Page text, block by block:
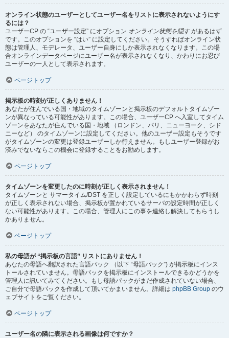
オンライン状態のユーザーとしてユーザー名をリストに表示されないようにす
るには？
ユーザーCP の “ユーザー設定” にオプション オンライン状態を隠すがあるはず
です。このオプションを “はい” に設定してください。そうすればオンライン状
態は管理人、モデレータ、ユーザー自身にしか表示されなくなります。この場
合オンラインデータページにユーザー名が表示されなくなり、かわりにお忍び
ユーザーの一人として表示されます。
ページトップ
掲示板の時刻が正しくありません！
あなたが住んでいる国・地域のタイムゾーンと掲示板のデフォルトタイムゾー
ンが異なっている可能性があります。この場合、ユーザーCP へ入室してタイム
ゾーンをあなたが住んでいる国・地域 （ロンドン、パリ、ニューヨーク、シド
ニーなど） のタイムゾーンに設定してください。他のユーザー設定もそうです
がタイムゾーンの変更は登録ユーザーしか行えません。もしユーザー登録がお
済みでないならこの機会に登録することをお勧めします。
ページトップ
タイムゾーンを変更したのに時刻が正しく表示されません！
タイムゾーンと サマータイム/DST を正しく設定しているにもかかわらず時刻
が正しく表示されない場合、掲示板が置かれているサーバの設定時間が正しく
ない可能性があります。この場合、管理人にこの事を連絡し解決してもらうし
かありません。
ページトップ
私の母語が “掲示板の言語” リストにありません！
あなたの母語へ翻訳された言語パック （以下 “母語パック”) が掲示板にインス
トールされていません。母語パックを掲示板にインストールできるかどうかを
管理人に訊いてみてください。もし母語パックがまだ作成されていない場合、
ご自分で母語パックを作成して頂いてかまいません。詳細は phpBB Group のウ
ェブサイトをご覧ください。
ページトップ
ユーザー名の隣に表示される画像は何ですか？